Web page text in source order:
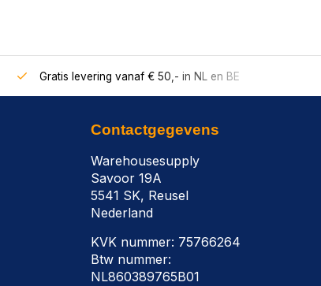
Gratis levering vanaf € 50,- in NL en BE
Contactgegevens
Warehousesupply
Savoor 19A
5541 SK, Reusel
Nederland
KVK nummer: 75766264
Btw nummer:
NL860389765B01